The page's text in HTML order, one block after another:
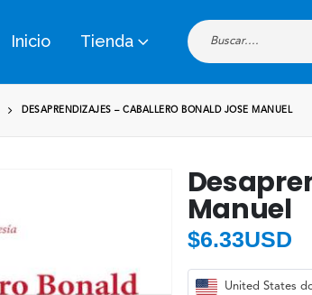
Inicio Tienda
DESAPRENDIZAJES – CABALLERO BONALD JOSE MANUEL
Manuel
$6.33USD
United States